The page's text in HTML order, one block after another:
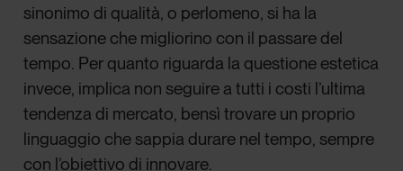
sinonimo di qualità, o perlomeno, si ha la
sensazione che migliorino con il passare del
tempo. Per quanto riguarda la questione estetica
invece, implica non seguire a tutti i costi l’ultima
tendenza di mercato, bensì trovare un proprio
linguaggio che sappia durare nel tempo, sempre
con l’obiettivo di innovare.